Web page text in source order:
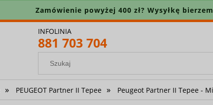
Zamówienie powyżej 400 zł? Wysyłkę
INFOLINIA
881 703 704
» PEUGEOT Partner II Tepee » Peugeot Partner II Tepee -